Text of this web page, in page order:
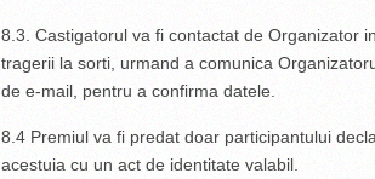
8.3. Castigatorul va fi contactat de Organizator
tragerii la sorti, urmand a comunica
de e-mail, pentru a confirma datele.
8.4 Premiul va fi predat doar participantului
acestuia cu un act de identitate valabil.